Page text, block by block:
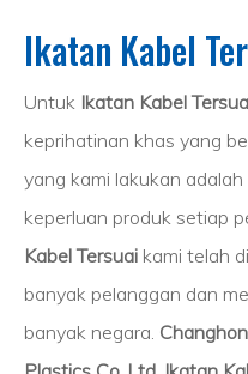
Ikatan Kabel
Untuk Ikatan Kabel
keprihatinan khas yang
yang kami lakukan
keperluan produk setiap
Kabel Tersuai kami telah
banyak pelanggan dan
banyak negara.